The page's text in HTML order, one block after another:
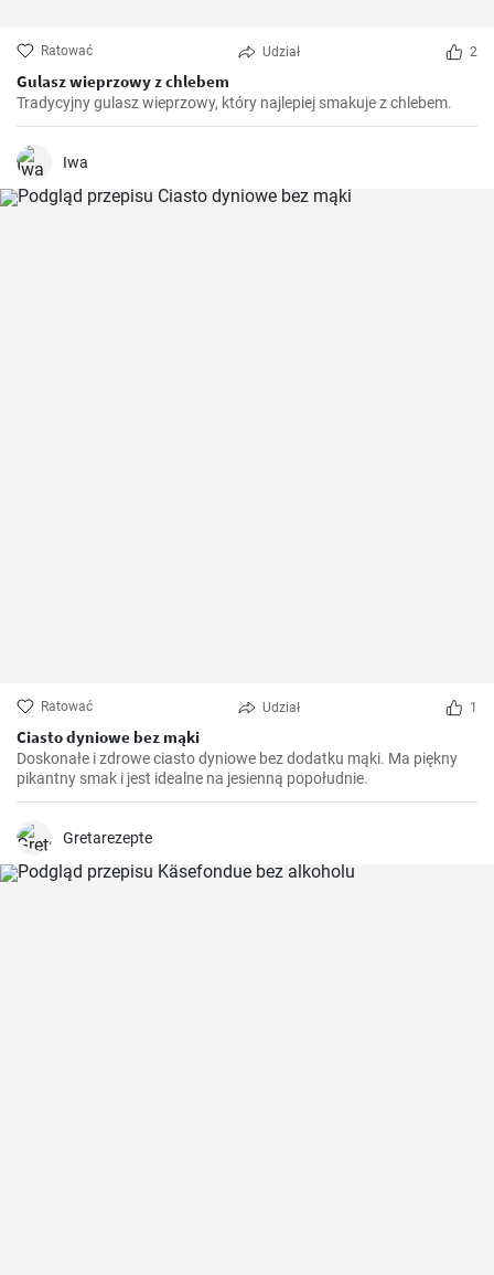
Ratować Udział 2
Gulasz wieprzowy z chlebem
Tradycyjny gulasz wieprzowy, który najlepiej smakuje z chlebem.
Iwa
Ratować Udział 1
Ciasto dyniowe bez mąki
Doskonałe i zdrowe ciasto dyniowe bez dodatku mąki. Ma piękny
pikantny smak i jest idealne na jesienną popołudnie.
Gretarezepte